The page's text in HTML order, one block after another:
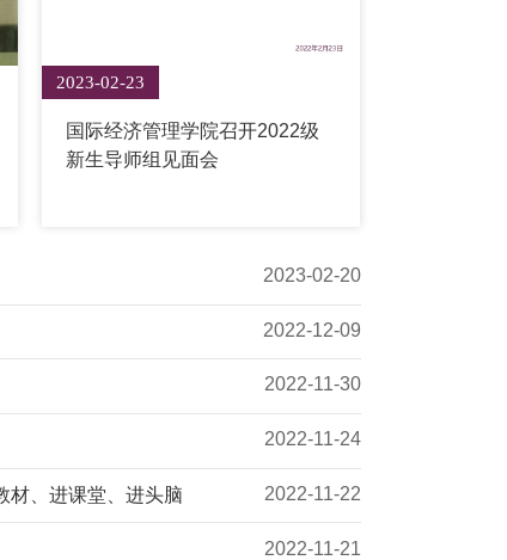
2023-02-23
国际经济管理学院召开2022级
新生导师组见面会
2023-02-20
2022-12-09
2022-11-30
2022-11-24
材、进课堂、进头脑 2022-11-22
2022-11-21